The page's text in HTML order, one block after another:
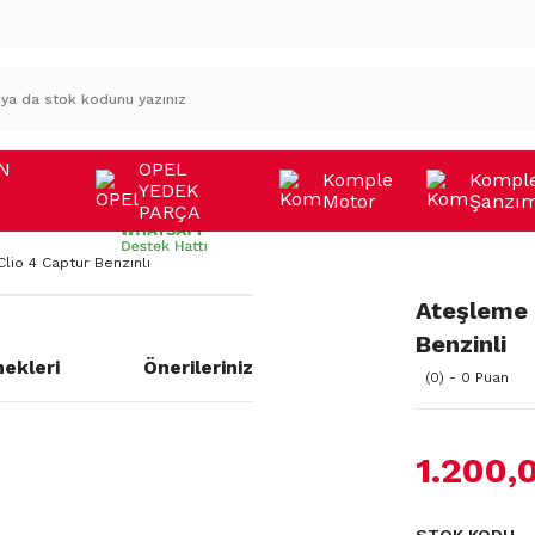
OPEL
YEDEK
PARÇA
Komple
Motor
4 Captur Benzinli
Önerileriniz
Ateşleme
Benzinli
(0) - 0 Puan